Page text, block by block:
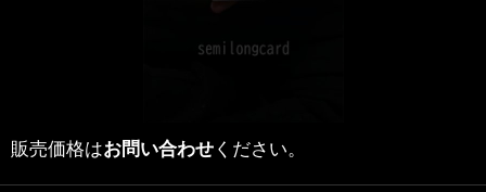
販売価格はお問い合わせください。